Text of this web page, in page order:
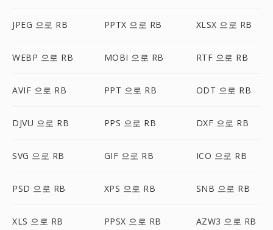
JPEG 으로 RB PPTX 으로 RB XLSX 으로 RB
WEBP 으로 RB MOBI 으로 RB RTF 으로 RB
AVIF 으로 RB PPT 으로 RB ODT 으로 RB
DJVU 으로 RB PPS 으로 RB DXF 으로 RB
SVG 으로 RB GIF 으로 RB ICO 으로 RB
PSD 으로 RB XPS 으로 RB SNB 으로 RB
XLS 으로 RB PPSX 으로 RB AZW3 으로 RB